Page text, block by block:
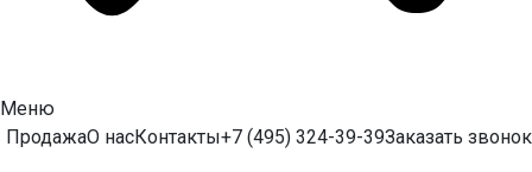
Меню
ПродажаО насКонтакты+7 (495) 324-39-39Заказать звонок